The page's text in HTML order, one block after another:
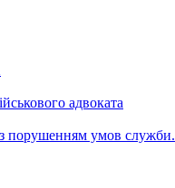
адвоката
порушенням умов служби.